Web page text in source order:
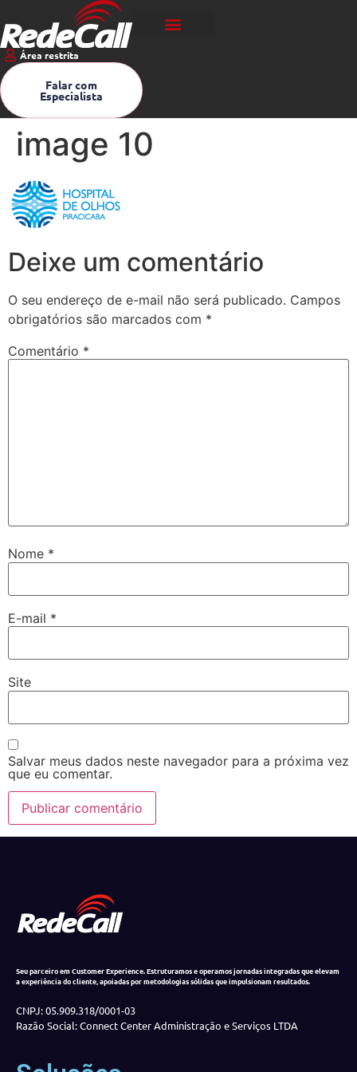
Área restrita
Falar com
Especialista
image 10
Deixe um comentário
O seu endereço de e-mail não será publicado. Campos
obrigatórios são marcados com *
Comentário *
Nome *
E-mail *
Site
Salvar meus dados neste navegador para a próxima vez
que eu comentar.
Seu parceiro em Customer Experience. Estruturamos e operamos jornadas integradas que elevam
a experiência do cliente, apoiadas por metodologias sólidas que impulsionam resultados.
CNPJ: 05.909.318/0001-03
Razão Social: Connect Center Administração e Serviços LTDA